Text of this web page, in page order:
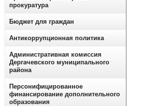
прокуратура
Бюджет для граждан
Антикоррупционная политика
Административная комиссия
Дергачевского муниципального
района
Персонифицированное
финансирование дополнительного
образования